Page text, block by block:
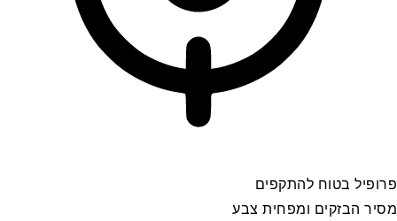
פרופיל בטוח להתקפים
מסיר הבזקים ומפחית צבע